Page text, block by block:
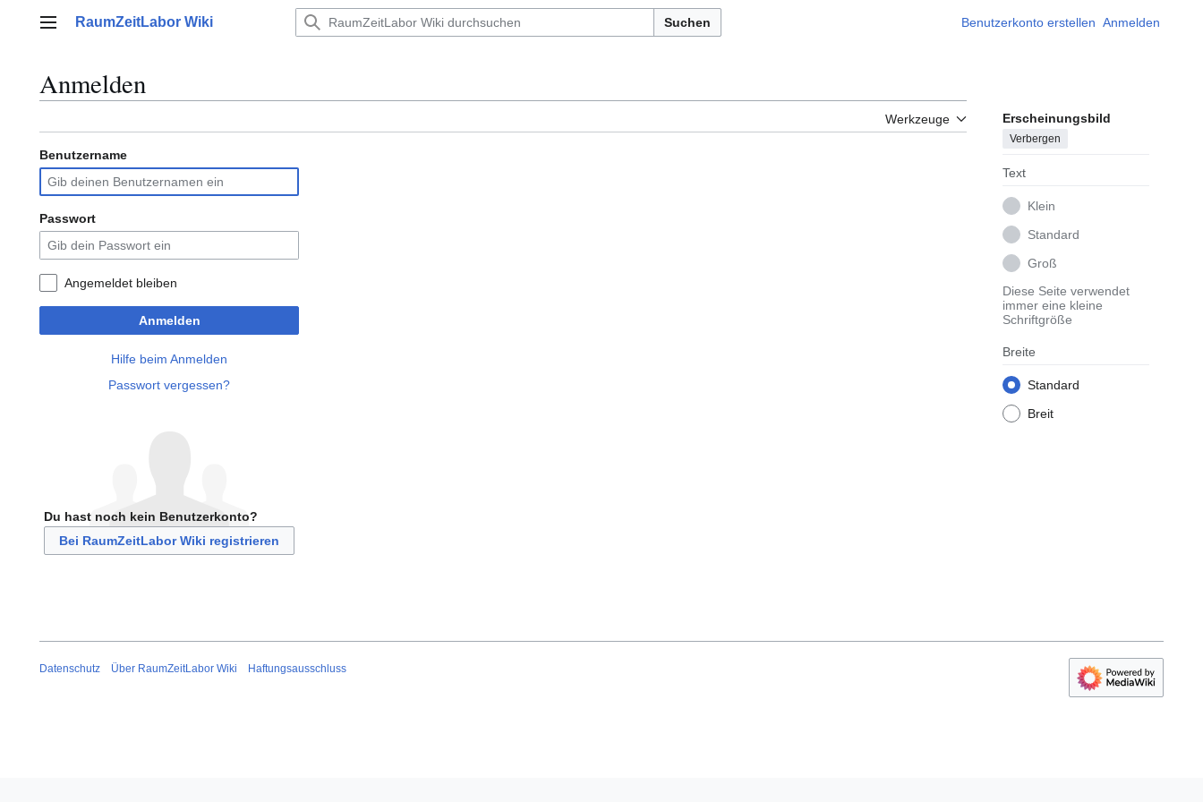
Hauptmenü
RaumZeitLabor Wiki Suchen Benutzerkonto erstellen Anmelden
Anmelden
Werkzeuge Erscheinungsbild
Verbergen
Text
Klein
Standard
Groß
Diese Seite verwendet
immer eine kleine
Schriftgröße
Breite
Standard
Breit
Benutzername
Passwort
Angemeldet bleiben
Anmelden
Hilfe beim Anmelden
Passwort vergessen?
Du hast noch kein Benutzerkonto?
Bei RaumZeitLabor Wiki registrieren
Datenschutz Über RaumZeitLabor Wiki Haftungsausschluss